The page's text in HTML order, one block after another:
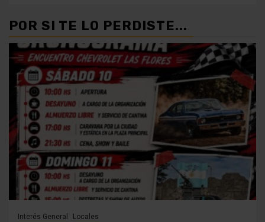
POR SI TE LO PERDISTE...
Interés General Locales